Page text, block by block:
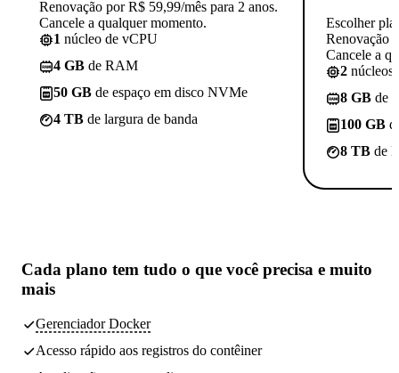
Renovação por R$ 59,99/mês para 2 anos.
Cancele a qualquer momento.
1 núcleo de vCPU
4 GB de RAM
50 GB de espaço em disco NVMe
4 TB de largura de banda
Escolher
Renovação
Cancele a
2 núcleos
8 GB de
100 GB
8 TB de
Cada plano tem tudo o que você precisa e muito
mais
Gerenciador Docker
Acesso rápido aos registros do contêiner